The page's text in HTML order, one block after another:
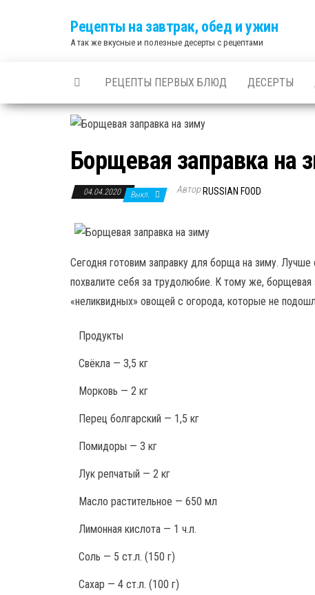
Рецепты на завтрак, обед и ужин
А так же вкусные и полезные десерты с рецептами
РЕЦЕПТЫ ПЕРВЫХ БЛЮД ДЕСЕРТЫ
Борщевая заправка на
04.04.2020 Выкл. Автор RUSSIAN FOOD
Сегодня готовим заправку для борща на зиму. Лучше
похвалите себя за трудолюбие. К тому же, борщевая
«неликвидных» овощей с огорода, которые не
Продукты
Свёкла — 3,5 кг
Морковь — 2 кг
Перец болгарский — 1,5 кг
Помидоры — 3 кг
Лук репчатый — 2 кг
Масло растительное — 650 мл
Лимонная кислота — 1 ч.л.
Соль — 5 ст.л. (150 г)
Сахар — 4 ст.л. (100 г)